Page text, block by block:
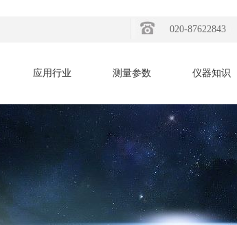
020-87622843
应用行业 测量参数 仪器知识